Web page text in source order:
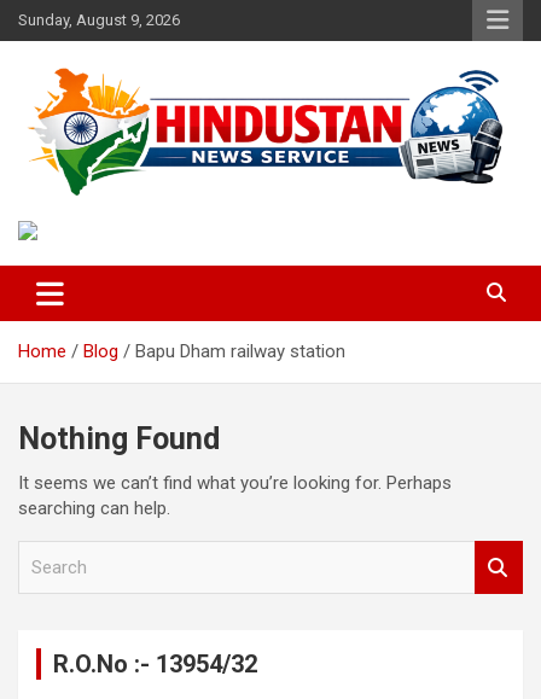
Skip
to
Sunday, August 9, 2026
Hindustan News Service
Home Blog Bapu Dham railway station
Nothing Found
It seems we can’t find what you’re looking for. Perhaps
searching can help.
R.O.No :- 13954/32